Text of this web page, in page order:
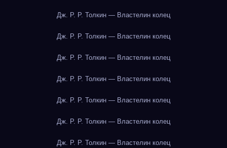
Дж. Р. Р. Толкин — Властелин колец
Дж. Р. Р. Толкин — Властелин колец
Дж. Р. Р. Толкин — Властелин колец
Дж. Р. Р. Толкин — Властелин колец
Дж. Р. Р. Толкин — Властелин колец
Дж. Р. Р. Толкин — Властелин колец
Дж. Р. Р. Толкин — Властелин колец